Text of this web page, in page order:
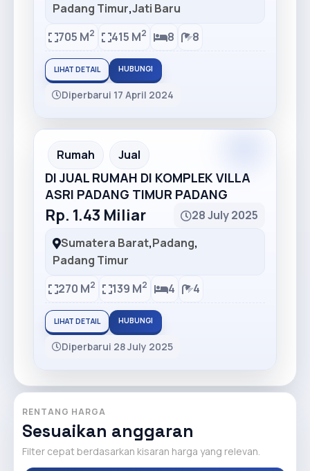
Padang Timur,Jati Baru
705 M2 415 M2 8 8
LIHAT DETAIL HUBUNGI
Diperbarui 17 April 2024
Rumah Jual
DI JUAL RUMAH DI KOMPLEK VILLA
ASRI PADANG TIMUR PADANG
Rp. 1.43 Miliar
28 July 2025
Sumatera Barat,Padang,
Padang Timur
270 M2 139 M2 4 4
LIHAT DETAIL HUBUNGI
Diperbarui 28 July 2025
RENTANG HARGA
Sesuaikan anggaran
Filter cepat berdasarkan kisaran harga yang relevan.